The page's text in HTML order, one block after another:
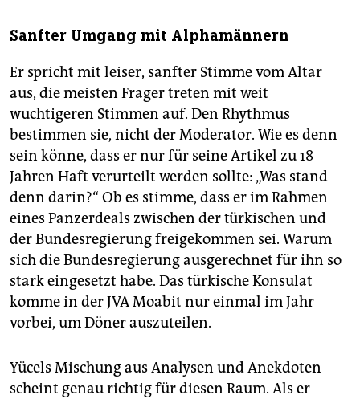
Sanfter Umgang mit Alphamännern
Er spricht mit leiser, sanfter Stimme vom Altar
aus, die meisten Frager treten mit weit
wuchtigeren Stimmen auf. Den Rhythmus
bestimmen sie, nicht der Moderator. Wie es denn
sein könne, dass er nur für seine Artikel zu 18
Jahren Haft verurteilt werden sollte: „Was stand
denn darin?“ Ob es stimme, dass er im Rahmen
eines Panzerdeals zwischen der türkischen und
der Bundesregierung freigekommen sei. Warum
sich die Bundesregierung ausgerechnet für ihn so
stark eingesetzt habe. Das türkische Konsulat
komme in der JVA Moabit nur einmal im Jahr
vorbei, um Döner auszuteilen.
Yücels Mischung aus Analysen und Anekdoten
scheint genau richtig für diesen Raum. Als er